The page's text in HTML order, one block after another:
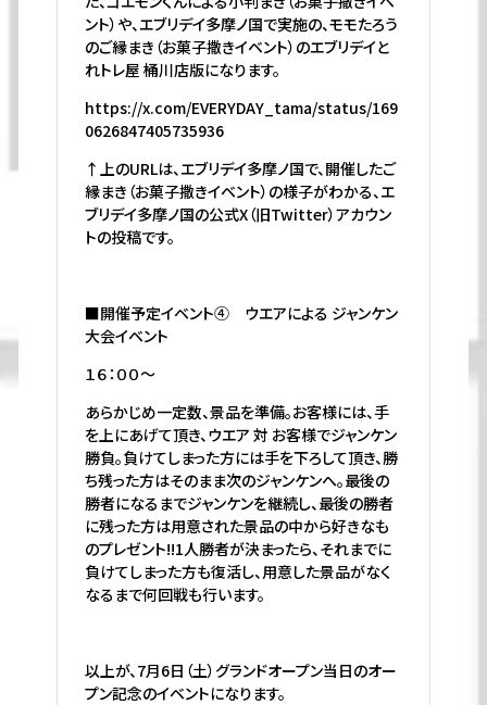
ント）や、エブリデイ多摩ノ国で実施の、モモたろう
のご縁まき（お菓子撒きイベント）のエブリデイと
れトレ屋 桶川店版になります。
https://x.com/EVERYDAY_tama/status/169
0626847405735936
↑上のURLは、エブリデイ多摩ノ国で、開催したご
縁まき（お菓子撒きイベント）の様子がわかる、エ
ブリデイ多摩ノ国の公式X（旧Twitter）アカウン
トの投稿です。
■開催予定イベント④ ウエアによる ジャンケン
大会イベント
１６：００～
あらかじめ一定数、景品を準備。お客様には、手
を上にあげて頂き、ウエア 対 お客様でジャンケン
勝負。負けてしまった方には手を下ろして頂き、勝
ち残った方はそのまま次のジャンケンへ。最後の
勝者になるまでジャンケンを継続し、最後の勝者
に残った方は用意された景品の中から好きなも
のプレゼント!!1人勝者が決まったら、それまでに
負けてしまった方も復活し、用意した景品がなく
なるまで何回戦も行います。
以上が、7月6日（土）グランドオープン当日のオー
プン記念のイベントになります。